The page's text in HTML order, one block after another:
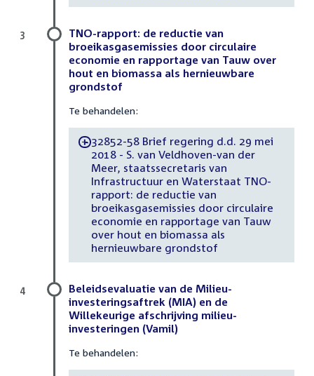
TNO-rapport: de reductie van
broeikasgasemissies door circulaire
economie en rapportage van Tauw over
hout en biomassa als hernieuwbare
grondstof
Te behandelen:
-32852-58 Brief regering d.d. 29 mei
2018 - S. van Veldhoven-van der
Meer, staatssecretaris van
Infrastructuur en Waterstaat TNO-
rapport: de reductie van
broeikasgasemissies door circulaire
economie en rapportage van Tauw
over hout en biomassa als
hernieuwbare grondstof
3
Beleidsevaluatie van de Milieu-
investeringsaftrek (MIA) en de
Willekeurige afschrijving milieu-
investeringen (Vamil)
Te behandelen:
4